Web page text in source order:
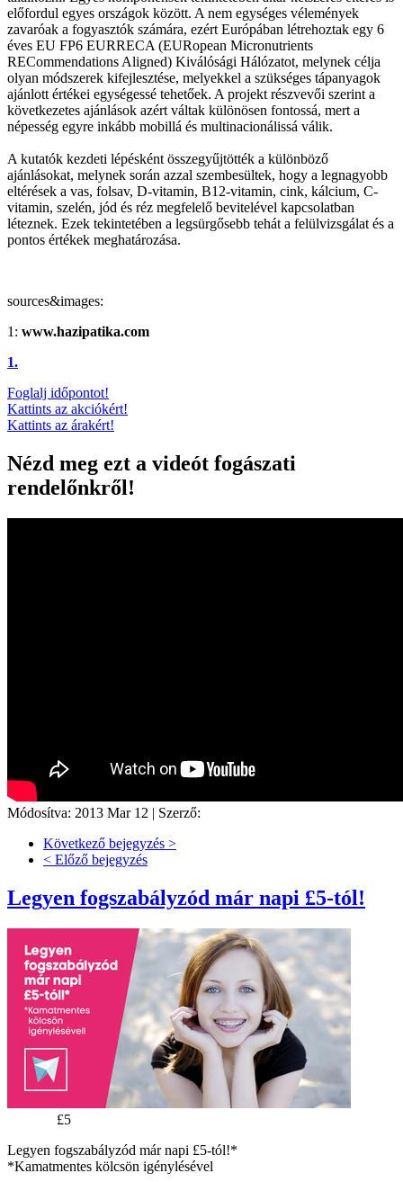
előfordul egyes országok között. A nem egységes vélemények
zavaróak a fogyasztók számára, ezért Európában létrehoztak egy 6
éves EU FP6 EURRECA (EURopean Micronutrients
RECommendations Aligned) Kiválósági Hálózatot, melynek célja
olyan módszerek kifejlesztése, melyekkel a szükséges tápanyagok
ajánlott értékei egységessé tehetőek. A projekt részvevői szerint a
következetes ajánlások azért váltak különösen fontossá, mert a
népesség egyre inkább mobillá és multinacionálissá válik.
A kutatók kezdeti lépésként összegyűjtötték a különböző
ajánlásokat, melynek során azzal szembesültek, hogy a legnagyobb
eltérések a vas, folsav, D-vitamin, B12-vitamin, cink, kálcium, C-
vitamin, szelén, jód és réz megfelelő bevitelével kapcsolatban
léteznek. Ezek tekintetében a legsürgősebb tehát a felülvizsgálat és a
pontos értékek meghatározása.
sources&images:
1: www.hazipatika.com
1.
Foglalj időpontot!
Kattints az akciókért!
Kattints az árakért!
Nézd meg ezt a videót fogászati
rendelőnkről!
Módosítva: 2013 Mar 12 | Szerző:
Következő bejegyzés >
< Előző bejegyzés
Legyen fogszabályzód már napi £5-tól!
£5
Legyen fogszabályzód már napi £5-tól!*
*Kamatmentes kölcsön igénylésével